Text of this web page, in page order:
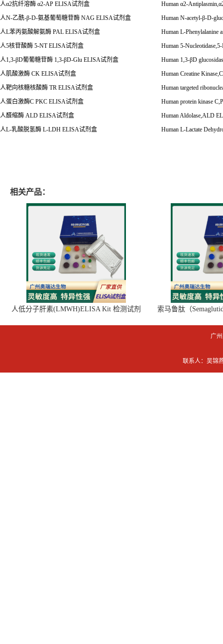
人α2抗纤溶酶 α2-AP ELISA试剂盒 Human α2-Antiplasmin,α
人N-乙酰-β-D-氨基葡萄糖苷酶 NAG ELISA试剂盒 Human N-acetyl-β-D-
人L苯丙氨酸解氨酶 PAL ELISA试剂盒
Human L-Phenylalanine
人5核苷酸酶 5-NT ELISA试剂盒
Human 5-
人1,3-βD葡葡糖苷酶 1,3-βD-Glu ELISA试剂盒 Human 1,3-βD
人肌酸激酶 CK ELISA试剂盒
Human Creatine
人靶向核糖核酸酶 TR ELISA试剂盒
Human targeted
人蛋白激酶C PKC ELISA试剂盒
Human protein kinase
人醛缩酶 ALD ELISA试剂盒
Human Aldolase,ALD
人L-乳酸脱氢酶 L-LDH ELISA试剂盒 Human L-Lactate
相关产品：
人低分子肝素(LMWH)ELISA Kit 检测试剂
索马鲁肽（
广
联系人：吴锦